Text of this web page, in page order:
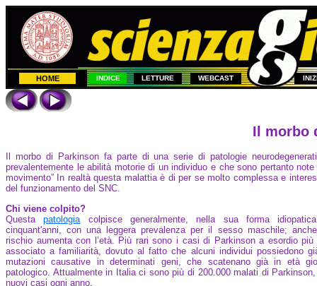
HOME INDICE LETTURE WEBCAST
Il morbo
Il morbo di Parkinson fa parte di una serie di patologie
prevalentemente le abilità motorie di un individuo e che sono pertanto note
movimento” In realtà questa malattia è di per se molto complessa e
del funzionamento del SNC.
Chi viene colpito?
Questapatologia colpisce generalmente, nella sua forma
cinquant'anni, con una leggera prevalenza per il sesso maschile;
rischio aumenta con l’età. Più rari sono i casi di Parkinson a esordio più
associato a familiarità, dovuto al fatto che alcuni individui possiedono
mutazioni causative in determinati geni, che scatenano già in età
patologico. Attualmente in Italia ci sono più di 200.000 malati di
nuovi casi ogni anno.